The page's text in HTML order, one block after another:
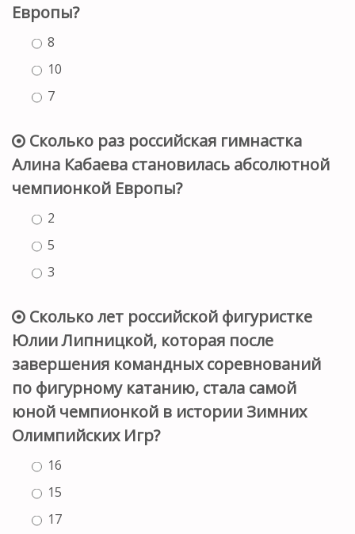
Европы?
8
10
7
Сколько раз российская гимнастка
Алина Кабаева становилась абсолютной
чемпионкой Европы?
2
5
3
Сколько лет российской фигуристке
Юлии Липницкой, которая после
завершения командных соревнований
по фигурному катанию, стала самой
юной чемпионкой в истории Зимних
Олимпийских Игр?
16
15
17